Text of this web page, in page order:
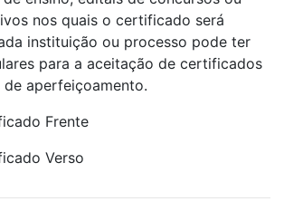
nos quais o certificado será
instituição ou processo pode ter
para a aceitação de certificados
aperfeiçoamento.